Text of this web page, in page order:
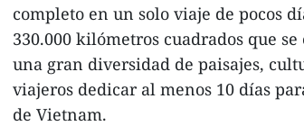
completo en un solo viaje de pocos
330.000 kilómetros cuadrados que
una gran diversidad de paisajes,
viajeros dedicar al menos 10 días
de Vietnam.